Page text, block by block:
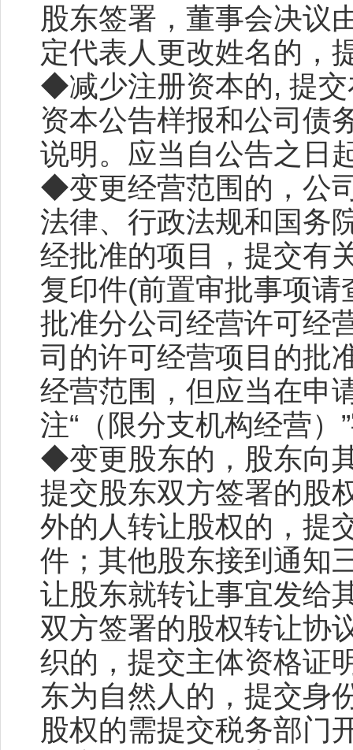
股东签署，董事会决议
定代表人更改姓名的，
◆减少注册资本的, 提
资本公告样报和公司债
说明。应当自公告之日
◆变更经营范围的，公
法律、行政法规和国务
经批准的项目，提交有
复印件(前置审批事项
批准分公司经营许可经
司的许可经营项目的批
经营范围，但应当在申
注“（限分支机构经营）
◆变更股东的，股东向
提交股东双方签署的股
外的人转让股权的，提
件；其他股东接到通知
让股东就转让事宜发给
双方签署的股权转让协
织的，提交主体资格证
东为自然人的，提交身
股权的需提交税务部门